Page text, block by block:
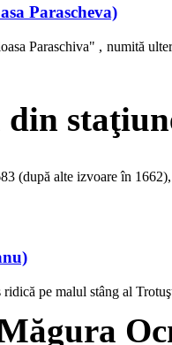
Parascheva)
Paraschiva" , numită
(după alte izvoare în
pe malul stâng al